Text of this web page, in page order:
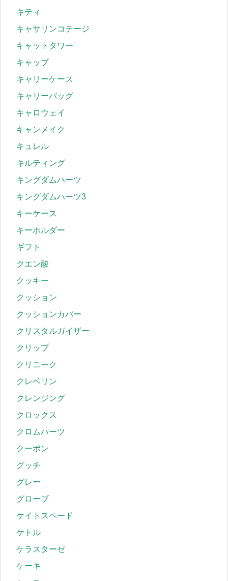
キティ
キャサリンコテージ
キャットタワー
キャップ
キャリーケース
キャリーバッグ
キャロウェイ
キャンメイク
キュレル
キルティング
キングダムハーツ
キングダムハーツ3
キーケース
キーホルダー
ギフト
クエン酸
クッキー
クッション
クッションカバー
クリスタルガイザー
クリップ
クリニーク
クレベリン
クレンジング
クロックス
クロムハーツ
クーポン
グッチ
グレー
グローブ
ケイトスペード
ケトル
ケラスターゼ
ケーキ